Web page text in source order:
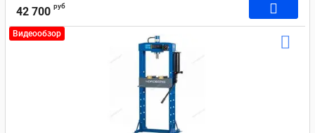
42 700 руб
Видеообзор